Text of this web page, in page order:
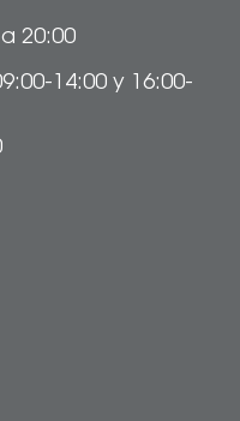
20:00
14:00 y 16:00-